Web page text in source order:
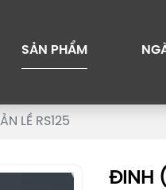
SẢN PHẨM
LỀ RS125
ĐINH